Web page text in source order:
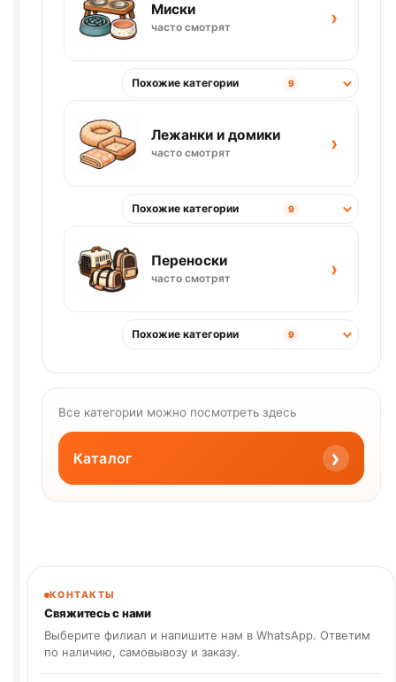
Миски
часто смотрят ›
Похожие категории 9
Лежанки и домики
часто смотрят ›
Похожие категории 9
Переноски
часто смотрят ›
Похожие категории 9
Все категории можно посмотреть здесь
Каталог ›
КОНТАКТЫ
Свяжитесь с нами
Выберите филиал и напишите нам в WhatsApp. Ответим
по наличию, самовывозу и заказу.